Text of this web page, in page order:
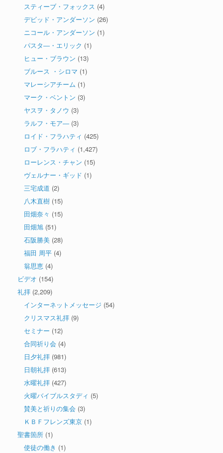
スティーブ・フォックス (4)
デビッド・アンダーソン (26)
ニコール・アンダーソン (1)
パスタ―・エリック (1)
ヒュー・ブラウン (13)
ブルース ・シロマ (1)
マレーシアチーム (1)
マーク・ベントン (3)
ヤスヲ・タノウ (3)
ラルフ・モア― (3)
ロイド・フラハティ (425)
ロブ・フラハティ (1,427)
ローレンス・チャン (15)
ヴェルナー・ギッド (1)
三宅成道 (2)
八木直樹 (15)
田畑奈々 (15)
田畑旭 (51)
石阪勝美 (28)
福田 周平 (4)
翁思恵 (4)
ビデオ (154)
礼拝 (2,209)
インターネットメッセージ (54)
クリスマス礼拝 (9)
セミナー (12)
合同祈り会 (4)
日夕礼拝 (981)
日朝礼拝 (613)
水曜礼拝 (427)
火曜バイブルスタディ (5)
賛美と祈りの集会 (3)
ＫＢＦフレンズ東京 (1)
聖書箇所 (1)
使徒の働き (1)